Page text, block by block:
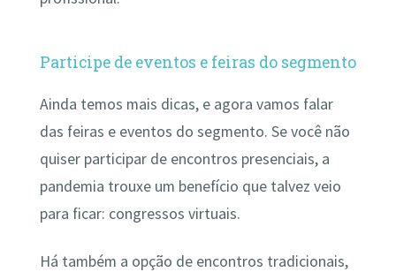
Participe de eventos e feiras do segmento
Ainda temos mais dicas, e agora vamos falar
das feiras e eventos do segmento. Se você não
quiser participar de encontros presenciais, a
pandemia trouxe um benefício que talvez veio
para ficar: congressos virtuais.
Há também a opção de encontros tradicionais,